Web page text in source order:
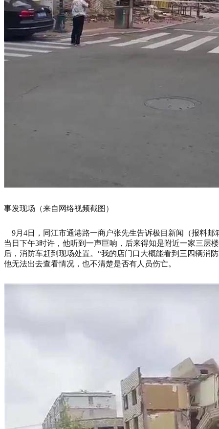
事发现场（来自网络视频截图）
9月4日，同江市通港路一商户张先生告诉极目新闻（报料邮
当日下午3时许，他听到一声巨响，后来得知是附近一家三层
后，消防车赶到现场处置。“我的店门口大概能看到三四辆消
他无法出去查看情况，也不清楚是否有人员伤亡。